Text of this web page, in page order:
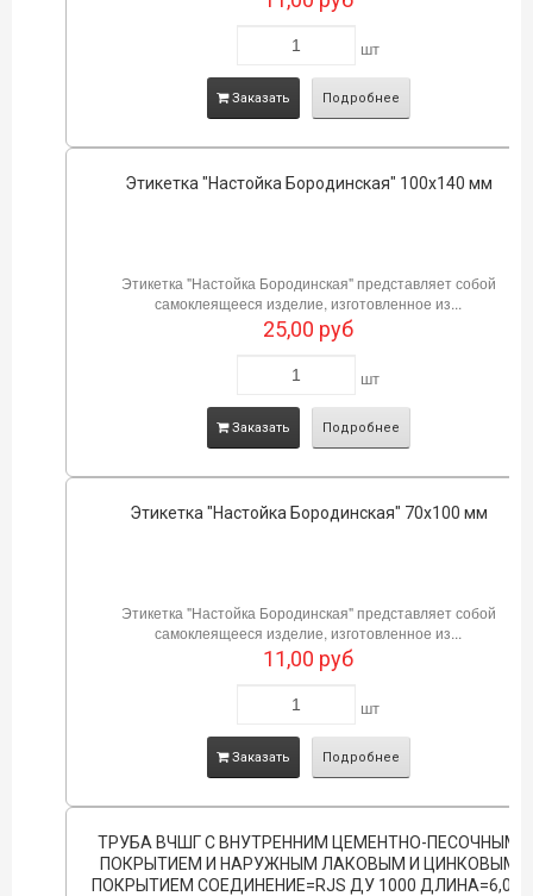
шт
Заказать Подробнее
Этикетка "Настойка Бородинская" 100х140 мм
Этикетка "Настойка Бородинская" представляет собой
самоклеящееся изделие, изготовленное из...
25,00 руб
шт
Заказать Подробнее
Этикетка "Настойка Бородинская" 70х100 мм
Этикетка "Настойка Бородинская" представляет собой
самоклеящееся изделие, изготовленное из...
11,00 руб
шт
Заказать Подробнее
ТРУБА ВЧШГ С ВНУТРЕННИМ ЦЕМЕНТНО-ПЕСОЧНЫМ
ПОКРЫТИЕМ И НАРУЖНЫМ ЛАКОВЫМ И ЦИНКОВЫМ
ПОКРЫТИЕМ СОЕДИНЕНИЕ=RJS ДУ 1000 ДЛИНА=6,0М